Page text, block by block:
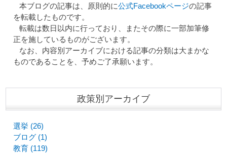
本ブログの記事は、原則的に公式Facebookページの記事
を転載したものです。
転載は数日以内に行っており、またその際に一部加筆修
正を施しているものがございます。
なお、内容別アーカイブにおける記事の分類は大まかな
ものであることを、予めご了承願います。
政策別アーカイブ
選挙 (26)
ブログ (1)
教育 (119)